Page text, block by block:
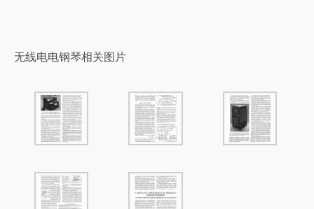
无线电电钢琴相关图片